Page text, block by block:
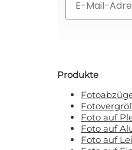
Produkte
Foto auf
Foto auf
Foto auf